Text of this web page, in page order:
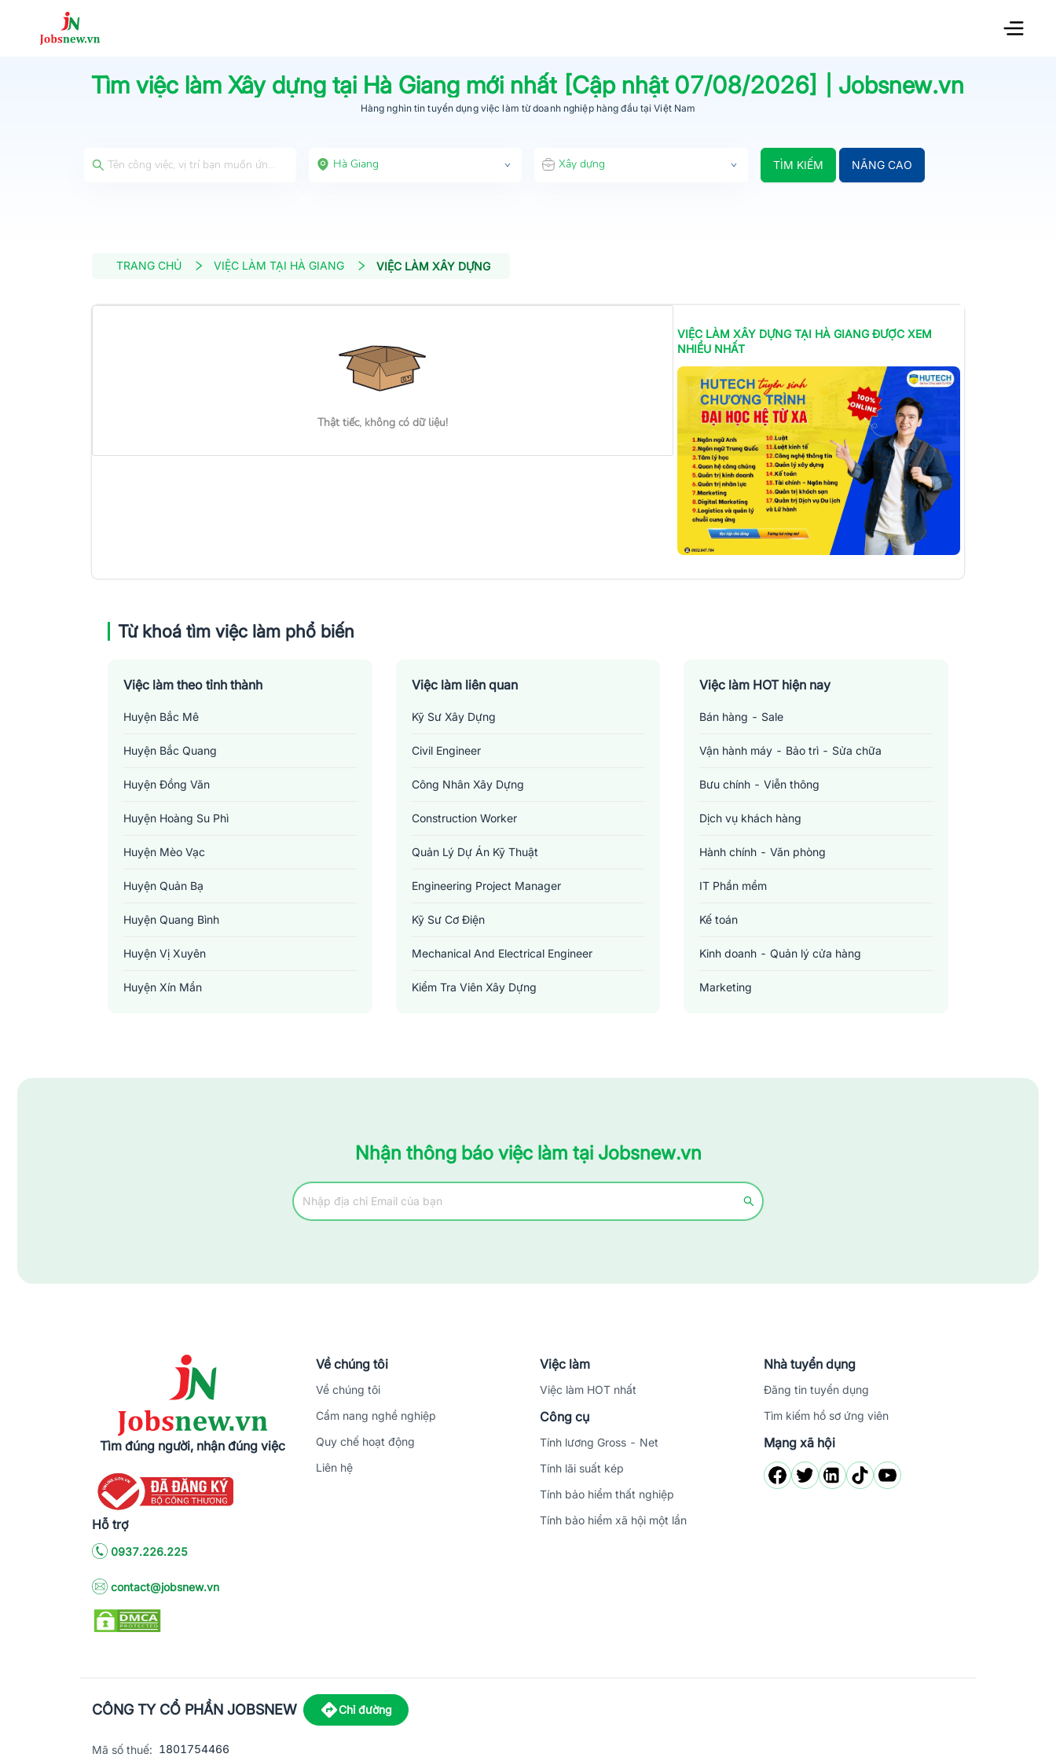
Tìm việc làmXây dựng tại Hà Giang mới nhất [Cập nhật 07/08/2026] | Jobsnew.vn
Hàng nghìn tin tuyển dụng việc làm từdoanh nghiệp hàng đầutại Việt Nam
Hà Giang Xây dựng TÌM KIẾM NÂNG CAO
TRANG CHỦ VIỆC LÀM TẠI HÀ GIANG VIỆC LÀM XÂY DỰNG
Thật tiếc, không có dữ liệu!
VIỆC LÀM XÂY DỰNGTẠI HÀ GIANGĐƯỢC XEM
NHIỀU NHẤT
Từ khoá tìm việc làm phổ biến
Việc làm theo tỉnh thành
Huyện Bắc Mê
Huyện Bắc Quang
Huyện Đồng Văn
Huyện Hoàng Su Phì
Huyện Mèo Vạc
Huyện Quản Bạ
Huyện Quang Bình
Huyện Vị Xuyên
Huyện Xín Mần
Việc làm liên quan
Kỹ Sư Xây Dựng
Civil Engineer
Công Nhân Xây Dựng
Construction Worker
Quản Lý Dự Án Kỹ Thuật
Engineering Project Manager
Kỹ Sư Cơ Điện
Mechanical And Electrical Engineer
Kiểm Tra Viên Xây Dựng
Việc làm HOT hiện nay
Bán hàng - Sale
Vận hành máy - Bảo trì - Sửa chữa
Bưu chính - Viễn thông
Dịch vụ khách hàng
Hành chính - Văn phòng
IT Phần mềm
Kế toán
Kinh doanh - Quản lý cửa hàng
Marketing
Nhận thông báo việc làm tại Jobsnew.vn
Tìm đúng người, nhận đúng việc
Hỗ trợ
0937.226.225
contact@jobsnew.vn
Về chúng tôi
Về chúng tôi
Cẩm nang nghề nghiệp
Quy chế hoạt động
Liên hệ
Việc làm
Việc làm HOT nhất
Công cụ
Tính lương Gross - Net
Tính lãi suất kép
Tính bảo hiểm thất nghiệp
Tính bảo hiểm xã hội một lần
Nhà tuyển dụng
Đăng tin tuyển dụng
Tìm kiếm hồ sơ ứng viên
Mạng xã hội
CÔNG TY CỔ PHẦN JOBSNEW Chỉ đường
Mã số thuế: 1801754466